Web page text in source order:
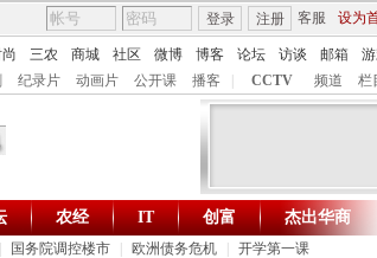
客服 设为
登录 注册
三农 商城 社区 微博 博客 论坛 访谈 邮箱
纪录片 动画片 公开课 播客 CCTV 频道 栏
财智生活 一键通达
国务院调控楼市 欧洲债务危机 开学第一课
农经 IT 创富 杰出华商